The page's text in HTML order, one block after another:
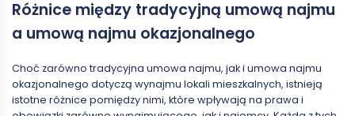
Różnice między tradycyjną umową najmu
a umową najmu okazjonalnego
Choć zarówno tradycyjna umowa najmu, jak i umowa najmu
okazjonalnego dotyczą wynajmu lokali mieszkalnych, istnieją
istotne różnice pomiędzy nimi, które wpływają na prawa i